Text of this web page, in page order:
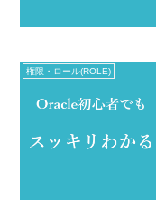
権限・ロール(ROLE)